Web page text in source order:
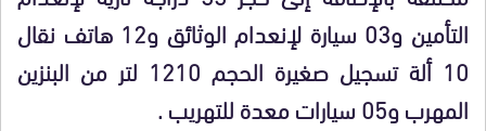
التأمين و03 سيارة لإنعدام الوثائق و12 هاتف نقال
10 ألة تسجيل صغيرة الحجم 1210 لتر من البنزين
المهرب و05 سيارات معدة للتهريب .